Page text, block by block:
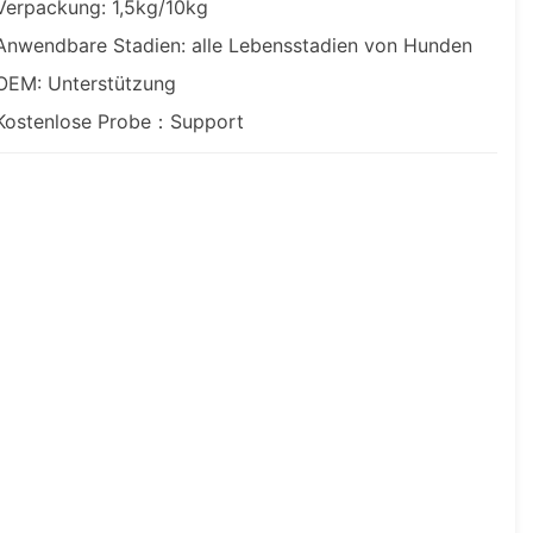
1,5kg/10kg
Stadien: alle Lebensstadien von Hunden
Unterstützung
Probe：Support